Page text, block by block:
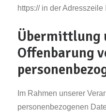
https:// in der Adresszeile
Übermittlung
Offenbarung
Im Rahmen unserer
personenbezogenen